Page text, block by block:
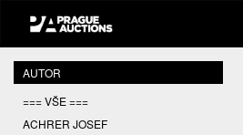
AUTOR
=== VŠE ===
ACHRER JOSEF